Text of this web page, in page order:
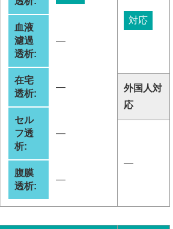
血液
濾過
透析:
―
在宅
透析:
―
セル
フ透
析:
―
腹膜
透析:
―
対応
外国人対
応
―